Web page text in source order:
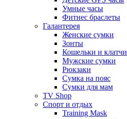
Умные часы
Фитнес браслеты
Галантерея
Женские сумки
Зонты
Кошельки и клатчи
Мужские сумки
Рюкзаки
Сумка на пояс
Сумки для мам
TV Shop
Спорт и отдых
Training Mask